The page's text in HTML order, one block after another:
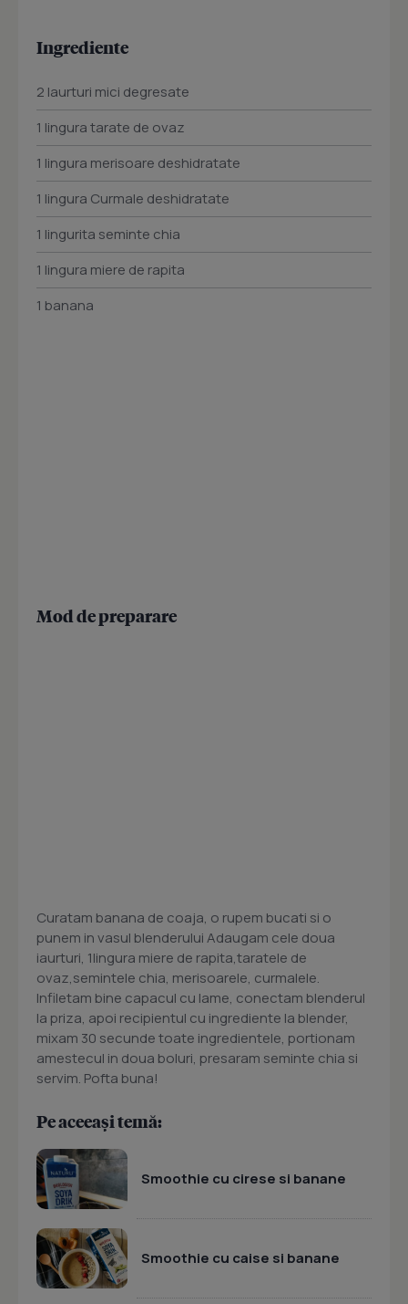
Ingrediente
2 Iaurturi mici degresate
1 lingura tarate de ovaz
1 lingura merisoare deshidratate
1 lingura Curmale deshidratate
1 lingurita seminte chia
1 lingura miere de rapita
1 banana
Mod de preparare
Curatam banana de coaja, o rupem bucati si o
punem in vasul blenderului Adaugam cele doua
iaurturi, 1lingura miere de rapita,taratele de
ovaz,semintele chia, merisoarele, curmalele.
Infiletam bine capacul cu lame, conectam blenderul
la priza, apoi recipientul cu ingrediente la blender,
mixam 30 secunde toate ingredientele, portionam
amestecul in doua boluri, presaram seminte chia si
servim. Pofta buna!
Pe aceeași temă:
Smoothie cu cirese si banane
Smoothie cu caise si banane